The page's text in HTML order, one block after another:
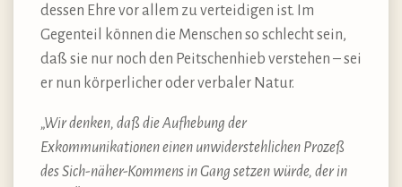
dessen Ehre vor allem zu verteidigen ist. Im
Gegenteil können die Menschen so schlecht sein,
daß sie nur noch den Peitschenhieb verstehen – sei
er nun körperlicher oder verbaler Natur.
„Wir denken, daß die Aufhebung der
Exkommunikationen einen unwiderstehlichen Prozeß
des Sich-näher-Kommens in Gang setzen würde, der in